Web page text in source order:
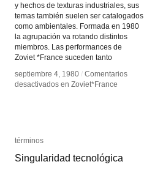
y hechos de texturas industriales, sus
temas también suelen ser catalogados
como ambientales. Formada en 1980
la agrupación va rotando distintos
miembros. Las performances de
Zoviet *France suceden tanto
septiembre 4, 1980 / Comentarios
desactivados en Zoviet*France
septiembre 4, 1980 / Comentarios
desactivados en Zoviet*France
términos
Singularidad tecnológica
términos
Singularidad tecnológica